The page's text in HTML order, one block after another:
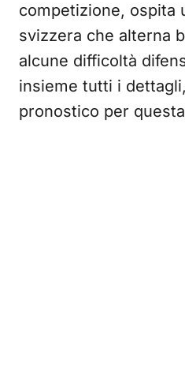
competizione, ospita
svizzera che alterna
alcune difficoltà
insieme tutti i
pronostico per